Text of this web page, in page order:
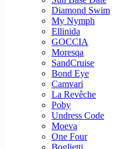
Diamond Swim
My Nymph
Ellinida
GOCCIA
Moresqa
SandCruise
Bond Eye
Camvari
La Revêche
Poby
Undress Code
Moeva
One Four
Boglietti